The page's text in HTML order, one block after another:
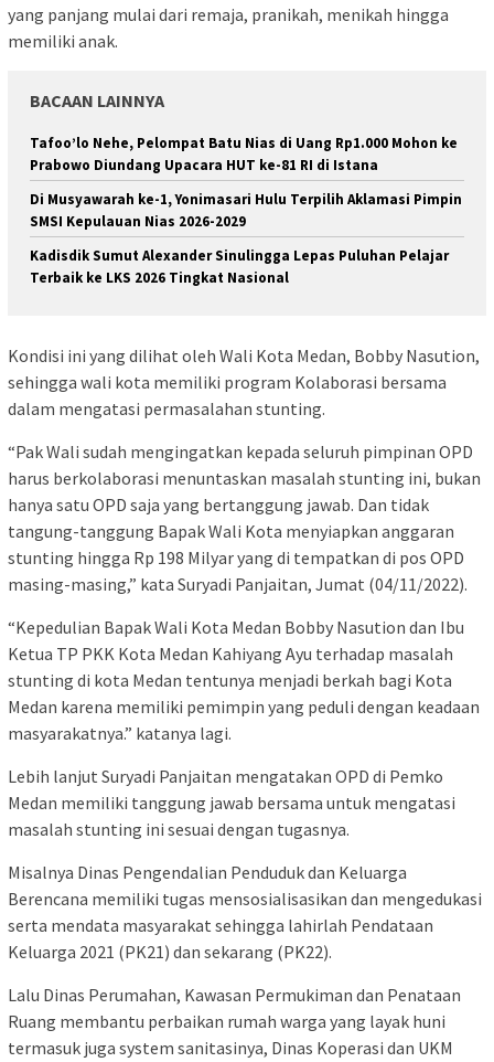
yang panjang mulai dari remaja, pranikah, menikah hingga
memiliki anak.
BACAAN LAINNYA
Tafoo’lo Nehe, Pelompat Batu Nias di Uang Rp1.000 Mohon ke
Prabowo Diundang Upacara HUT ke-81 RI di Istana
Di Musyawarah ke-1, Yonimasari Hulu Terpilih Aklamasi Pimpin
SMSI Kepulauan Nias 2026-2029
Kadisdik Sumut Alexander Sinulingga Lepas Puluhan Pelajar
Terbaik ke LKS 2026 Tingkat Nasional
Kondisi ini yang dilihat oleh Wali Kota Medan, Bobby Nasution,
sehingga wali kota memiliki program Kolaborasi bersama
dalam mengatasi permasalahan stunting.
“Pak Wali sudah mengingatkan kepada seluruh pimpinan OPD
harus berkolaborasi menuntaskan masalah stunting ini, bukan
hanya satu OPD saja yang bertanggung jawab. Dan tidak
tangung-tanggung Bapak Wali Kota menyiapkan anggaran
stunting hingga Rp 198 Milyar yang di tempatkan di pos OPD
masing-masing,” kata Suryadi Panjaitan, Jumat (04/11/2022).
“Kepedulian Bapak Wali Kota Medan Bobby Nasution dan Ibu
Ketua TP PKK Kota Medan Kahiyang Ayu terhadap masalah
stunting di kota Medan tentunya menjadi berkah bagi Kota
Medan karena memiliki pemimpin yang peduli dengan keadaan
masyarakatnya.” katanya lagi.
Lebih lanjut Suryadi Panjaitan mengatakan OPD di Pemko
Medan memiliki tanggung jawab bersama untuk mengatasi
masalah stunting ini sesuai dengan tugasnya.
Misalnya Dinas Pengendalian Penduduk dan Keluarga
Berencana memiliki tugas mensosialisasikan dan mengedukasi
serta mendata masyarakat sehingga lahirlah Pendataan
Keluarga 2021 (PK21) dan sekarang (PK22).
Lalu Dinas Perumahan, Kawasan Permukiman dan Penataan
Ruang membantu perbaikan rumah warga yang layak huni
termasuk juga system sanitasinya, Dinas Koperasi dan UKM